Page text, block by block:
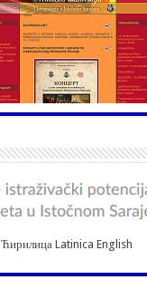
Ћирилица Latinica English